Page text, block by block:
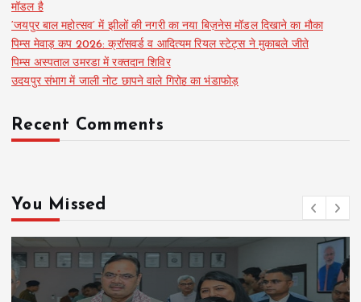
मॉडल है
‘जयपुर बाल महोत्सव’ में झीलों की नगरी का नया बिज़नेस मॉडल दिखाने का मौका
पिम्स मेवाड़ कप 2026: क्रॉसवर्ड व आदित्यम रियल स्टेट्स ने मुकाबले जीते
पिम्स अस्पताल उमरडा में रक्तदान शिविर
उदयपुर संभाग में जाली नोट छापने वाले गिरोह का भंडाफोड़
Recent Comments
You Missed